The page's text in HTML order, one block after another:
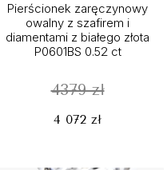
Pierścionek zaręczynowy
owalny z szafirem i
diamentami z białego złota
P0601BS 0.52 ct
4379 zł
4 072 zł